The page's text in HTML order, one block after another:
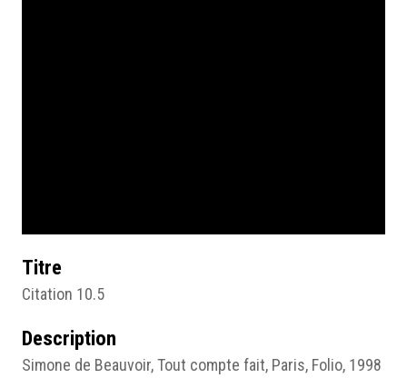
Titre
Citation 10.5
Description
Simone de Beauvoir, Tout compte fait, Paris, Folio, 1998